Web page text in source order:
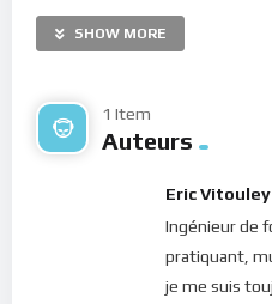
Seigneur nous dit aujourd’hui
que quelque chose ne va pas
d’énergie. Et manquer
en nous gruge notre énergie.
être est rempli de négativités
encore nous sommes sur la
vite et ceci nous épuise. Dans
fatigue c’est la projection
SHOW MORE
1 Item
Auteurs
Eric Vitouley
Ingénieur de
pratiquant,
je me suis